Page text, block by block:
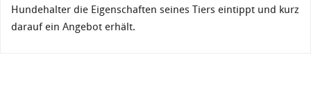
Hundehalter die Eigenschaften seines Tiers eintippt und kurz
darauf ein Angebot erhält.